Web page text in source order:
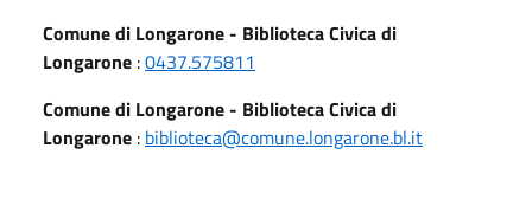
Comune di Longarone - Biblioteca Civica di
Longarone :0437.575811
Comune di Longarone - Biblioteca Civica di
Longarone : biblioteca@comune.longarone.bl.it